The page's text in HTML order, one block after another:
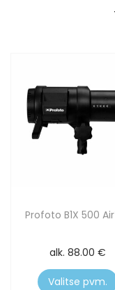
Profoto B1X 500
alk.88.00€
Valitse pvm.